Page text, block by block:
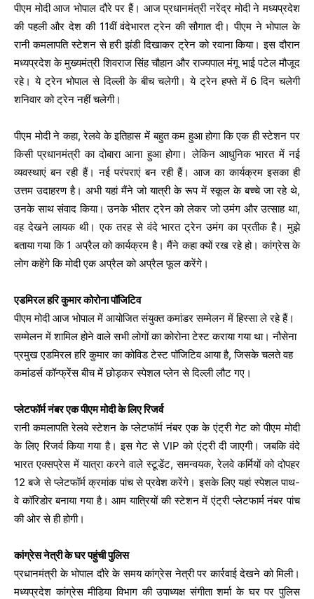
पीएम मोदी आज भोपाल दौरे पर हैं। आज प्रधानमंत्री नरेंद्र मोदी ने मध्यप्रदेश
की पहली और देश की 11वीं वंदेभारत ट्रेन की सौगात दी। पीएम ने भोपाल के
रानी कमलापति स्टेशन से हरी झंडी दिखाकर ट्रेन को रवाना किया। इस दौरान
मध्यप्रदेश के मुख्यमंत्री शिवराज सिंह चौहान और राज्यपाल मंगू भाई पटेल मौजूद
रहे। ये ट्रेन भोपाल से दिल्ली के बीच चलेगी। ये ट्रेन हफ्ते में 6 दिन चलेगी
शनिवार को ट्रेन नहीं चलेगी।
पीएम मोदी ने कहा, रेलवे के इतिहास में बहुत कम हुआ होगा कि एक ही स्टेशन पर
किसी प्रधानमंत्री का दोबारा आना हुआ होगा। लेकिन आधुनिक भारत में नई
व्यवस्थाएं बन रही हैं। नई परंपराएं बन रही हैं। आज का कार्यक्रम इसका ही
उत्तम उदाहरण है। अभी यहां मैंने जो यात्री के रूप में स्कूल के बच्चे जा रहे थे,
उनके साथ संवाद किया। उनके भीतर ट्रेन को लेकर जो उमंग और उत्साह था,
वह देखने लायक थी। एक तरह से वंदे भारत ट्रेन उमंग का प्रतीक है। मुझे
बताया गया कि 1 अप्रैल को कार्यक्रम है। मैंने कहा क्यों रख रहे हो। कांग्रेस के
लोग कहेंगे कि मोदी एक अप्रैल को अप्रैल फूल करेंगे।
एडमिरल हरि कुमार कोरोना पॉजिटिव
पीएम मोदी आज भोपाल में आयोजित संयुक्त कमांडर सम्मेलन में हिस्सा ले रहे हैं।
सम्मेलन में शामिल होने वाले सभी लोगों का कोरोना टेस्ट कराया गया था। नौसेना
प्रमुख एडमिरल हरि कुमार का कोविड टेस्ट पॉजिटिव आया है, जिसके चलते वह
कमांडर्स कॉन्फ्रेंस बीच में छोड़कर स्पेशल प्लेन से दिल्ली लौट गए।
प्लेटफॉर्म नंबर एक पीएम मोदी के लिए रिजर्व
रानी कमलापति रेलवे स्टेशन के प्लेटफॉर्म नंबर एक के एंट्री गेट को पीएम मोदी
के लिए रिजर्व किया गया है। इस गेट से VIP को एंट्री दी जाएगी। जबकि वंदे
भारत एक्सप्रेस में यात्रा करने वाले स्टूडेंट, समन्वयक, रेलवे कर्मियों को दोपहर
12 बजे से प्लेटफॉर्म क्रमांक पांच से प्रवेश करेंगे। इसके लिए यहां स्पेशल पाथ-
वे कॉरिडोर बनाया गया है। आम यात्रियों की स्टेशन में एंट्री प्लेटफार्म नंबर पांच
की ओर से ही होगी।
कांग्रेस नेत्री के घर पहुंची पुलिस
प्रधानमंत्री के भोपाल दौरे के समय कांग्रेस नेत्री पर कार्रवाई देखने को मिली।
मध्यप्रदेश कांग्रेस मीडिया विभाग की उपाध्यक्ष संगीता शर्मा के घर पर पुलिस